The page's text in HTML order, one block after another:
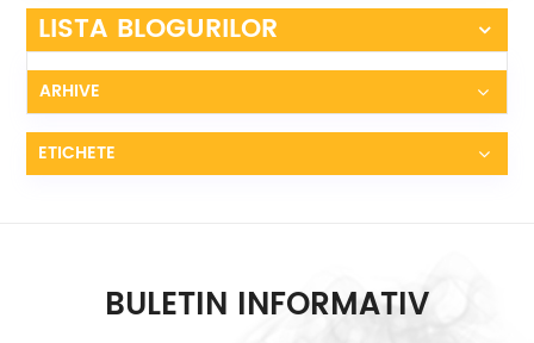
LISTA BLOGURILOR
ARHIVE
ETICHETE
BULETIN INFORMATIV